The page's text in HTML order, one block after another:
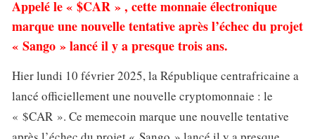
Appelé le « $CAR » , cette monnaie électronique
marque une nouvelle tentative après l’échec du projet
« Sango » lancé il y a presque trois ans.
Hier lundi 10 février 2025, la République centrafricaine a
lancé officiellement une nouvelle cryptomonnaie : le
« $CAR ». Ce memecoin marque une nouvelle tentative